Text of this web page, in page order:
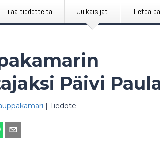
Tilaa tiedotteita Julkaisijat Tietoa
Päivi
| Tiedote